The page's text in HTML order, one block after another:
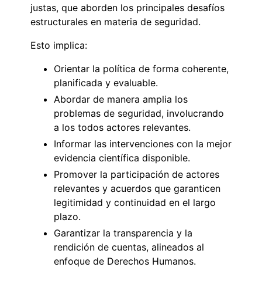
justas, que aborden los principales desafíos
estructurales en materia de seguridad.
Esto implica:
Orientar la política de forma coherente,
planificada y evaluable.
Abordar de manera amplia los
problemas de seguridad, involucrando
a los todos actores relevantes.
Informar las intervenciones con la mejor
evidencia científica disponible.
Promover la participación de actores
relevantes y acuerdos que garanticen
legitimidad y continuidad en el largo
plazo.
Garantizar la transparencia y la
rendición de cuentas, alineados al
enfoque de Derechos Humanos.